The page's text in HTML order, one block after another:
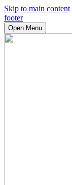
Skip to main content
footer
Open Menu